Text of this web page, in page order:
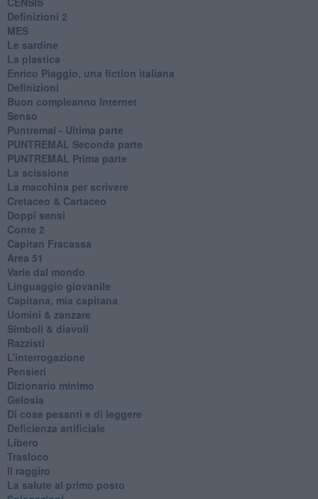
​Definizioni 2
MES
Le sardine
La plastica
​Enrico Piaggio, una fiction italiana
Definizioni
​Buon compleanno Internet
Senso
Puntremal - Ultima parte
PUNTREMAL Seconda parte
​PUNTREMAL Prima parte
La scissione
La macchina per scrivere
Cretaceo & Cartaceo
Doppi sensi
​Conte 2
​Capitan Fracassa
​Area 51
Varie dal mondo
​Linguaggio giovanile
​Capitana, mia capitana
Uomini & zanzare
​Simboli & diavoli
Razzisti
​L’interrogazione
Pensieri
​Dizionario minimo
Gelosia
Di cose pesanti e di leggere
​Deficienza artificiale
Libero
Trasloco
Il raggiro
​La salute al primo posto